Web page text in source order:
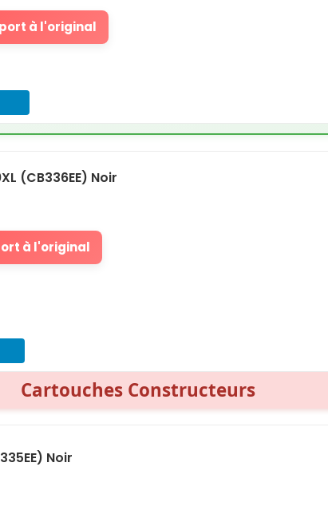
à l'original
(CB336EE) Noir
à l'original
Cartouches Constructeurs
Noir